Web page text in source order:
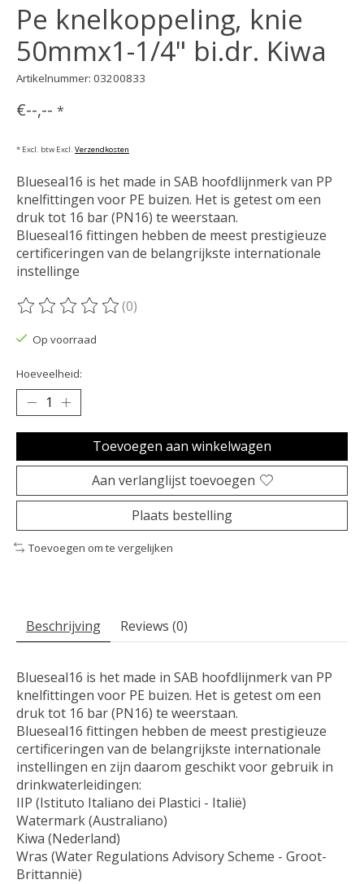
Pe knelkoppeling, knie
50mmx1-1/4" bi.dr. Kiwa
Artikelnummer: 03200833
€--,-- *
* Excl. btw Excl. Verzendkosten
Blueseal16 is het made in SAB hoofdlijnmerk van PP
knelfittingen voor PE buizen. Het is getest om een ​​
druk tot 16 bar (PN16) te weerstaan.
Blueseal16 fittingen hebben de meest prestigieuze
certificeringen van de belangrijkste internationale
instellinge
De beoordeling van dit product is
(0)
Op voorraad
Hoeveelheid:
Toevoegen aan winkelwagen
Aan verlanglijst toevoegen
Plaats bestelling
Toevoegen om te vergelijken
Beschrijving Reviews (0)
Blueseal16 is het made in SAB hoofdlijnmerk van PP
knelfittingen voor PE buizen. Het is getest om een ​​
druk tot 16 bar (PN16) te weerstaan.
Blueseal16 fittingen hebben de meest prestigieuze
certificeringen van de belangrijkste internationale
instellingen en zijn daarom geschikt voor gebruik in
drinkwaterleidingen:
IIP (Istituto Italiano dei Plastici - Italië)
Watermark (Australiano)
Kiwa (Nederland)
Wras (Water Regulations Advisory Scheme - Groot-
Brittannië)